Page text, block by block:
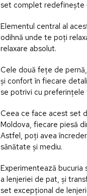
set complet redefinește
Elementul central al
odihnă unde te poți
relaxare absolut.
Cele două fețe de
și confort în fiecare
se potrivi cu preferințele
Ceea ce face acest set
Moldova, fiecare piesă
Astfel, poți avea
sănătate și mediu.
Experimentează bucuria
a lenjeriei de pat, și
set excepțional de